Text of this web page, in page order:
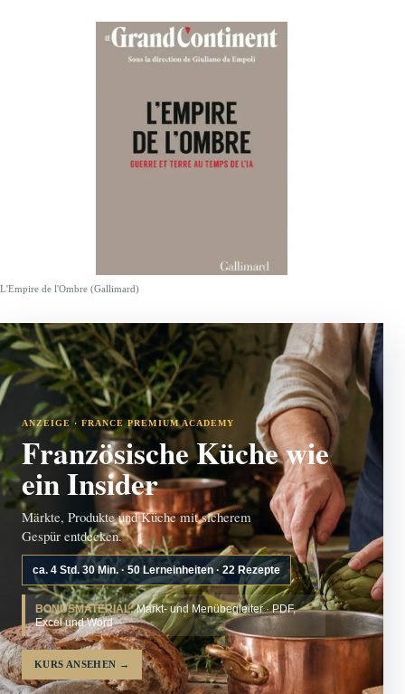
L'Empire de l'Ombre (Gallimard)
ANZEIGE · FRANCE PREMIUM ACADEMY
Französische Küche wie
ein Insider
Märkte, Produkte und Küche mit sicherem
Gespür entdecken.
ca. 4 Std. 30 Min. · 50 Lerneinheiten · 22 Rezepte
BONUSMATERIAL:Markt- und Menübegleiter · PDF,
Excel und Word
KURS ANSEHEN →